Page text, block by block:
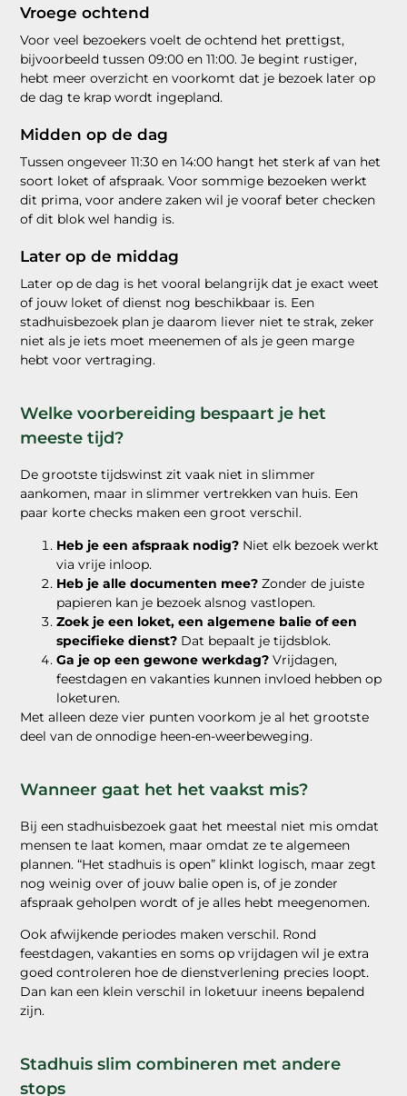
Vroege ochtend
Voor veel bezoekers voelt de ochtend het prettigst,
bijvoorbeeld tussen 09:00 en 11:00. Je begint rustiger,
hebt meer overzicht en voorkomt dat je bezoek later op
de dag te krap wordt ingepland.
Midden op de dag
Tussen ongeveer 11:30 en 14:00 hangt het sterk af van het
soort loket of afspraak. Voor sommige bezoeken werkt
dit prima, voor andere zaken wil je vooraf beter checken
of dit blok wel handig is.
Later op de middag
Later op de dag is het vooral belangrijk dat je exact weet
of jouw loket of dienst nog beschikbaar is. Een
stadhuisbezoek plan je daarom liever niet te strak, zeker
niet als je iets moet meenemen of als je geen marge
hebt voor vertraging.
Welke voorbereiding bespaart je het
meeste tijd?
De grootste tijdswinst zit vaak niet in slimmer
aankomen, maar in slimmer vertrekken van huis. Een
paar korte checks maken een groot verschil.
Heb je een afspraak nodig? Niet elk bezoek werkt
via vrije inloop.
Heb je alle documenten mee? Zonder de juiste
papieren kan je bezoek alsnog vastlopen.
Zoek je een loket, een algemene balie of een
specifieke dienst? Dat bepaalt je tijdsblok.
Ga je op een gewone werkdag? Vrijdagen,
feestdagen en vakanties kunnen invloed hebben op
loketuren.
Met alleen deze vier punten voorkom je al het grootste
deel van de onnodige heen-en-weerbeweging.
Wanneer gaat het het vaakst mis?
Bij een stadhuisbezoek gaat het meestal niet mis omdat
mensen te laat komen, maar omdat ze te algemeen
plannen. “Het stadhuis is open” klinkt logisch, maar zegt
nog weinig over of jouw balie open is, of je zonder
afspraak geholpen wordt of je alles hebt meegenomen.
Ook afwijkende periodes maken verschil. Rond
feestdagen, vakanties en soms op vrijdagen wil je extra
goed controleren hoe de dienstverlening precies loopt.
Dan kan een klein verschil in loketuur ineens bepalend
zijn.
Stadhuis slim combineren met andere
stops